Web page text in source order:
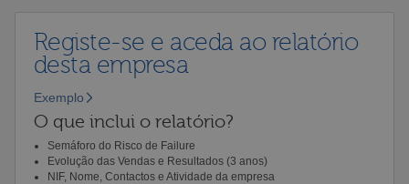
Registe-se e aceda ao relatório
desta empresa
Exemplo
O que inclui o relatório?
Semáforo do Risco de Failure
Evolução das Vendas e Resultados (3 anos)
NIF, Nome, Contactos e Atividade da empresa